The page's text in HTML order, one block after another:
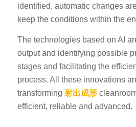
identified, automatic changes
keep the conditions within the
The technologies based on AI
output and identifying possible
stages and facilitating the
process. All these innovations
transforming 射出成形
efficient, reliable and advanced.